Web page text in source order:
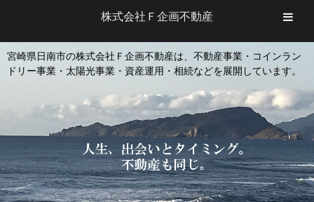
宮崎県日南市の株式会社Ｆ企画不動産は、不動産事業・コインラン
ドリー事業・太陽光事業・資産運用・相続などを展開しています。
株式会社Ｆ企画不動産